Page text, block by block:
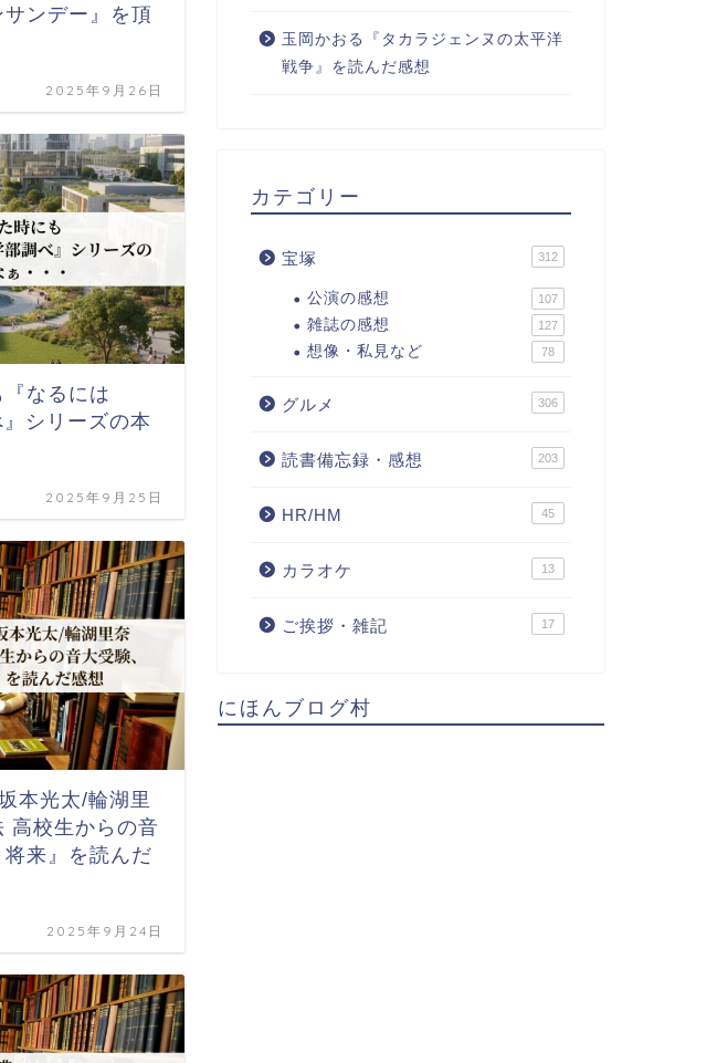
ンデー』を頂
2025年9月26日
なるには
シリーズの本
2025年9月25日
本光太/輪湖里
高校生からの音
来』を読んだ
2025年9月24日
玉岡かおる『タカラジェンヌの太平洋
戦争』を読んだ感想
カテゴリー
宝塚 312
公演の感想 107
雑誌の感想 127
想像・私見など 78
グルメ 306
読書備忘録・感想 203
HR/HM 45
カラオケ 13
ご挨拶・雑記 17
にほんブログ村